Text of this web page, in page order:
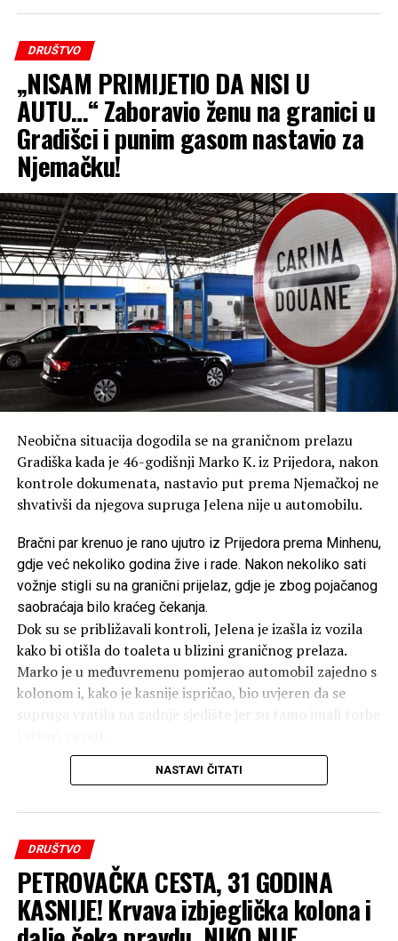
DRUŠTVO
„NISAM PRIMIJETIO DA NISI U
AUTU…“ Zaboravio ženu na granici u
Gradišci i punim gasom nastavio za
Njemačku!
Neobična situacija dogodila se na graničnom prelazu
Gradiška kada je 46-godišnji Marko K. iz Prijedora, nakon
kontrole dokumenata, nastavio put prema Njemačkoj ne
shvativši da njegova supruga Jelena nije u automobilu.
Bračni par krenuo je rano ujutro iz Prijedora prema Minhenu,
gdje već nekoliko godina žive i rade. Nakon nekoliko sati
vožnje stigli su na granični prijelaz, gdje je zbog pojačanog
saobraćaja bilo kraćeg čekanja.
Dok su se približavali kontroli, Jelena je izašla iz vozila
kako bi otišla do toaleta u blizini graničnog prelaza.
Marko je u međuvremenu pomjerao automobil zajedno s
kolonom i, kako je kasnije ispričao, bio uvjeren da se
supruga vratila na zadnje sjedište jer su tamo imali torbe
Nakon završene kontrole dokumenata nastavio je prema
Tek nekoliko kilometara poslije granice Marko je
pokušao razgovarati sa suprugom, ali odgovora nije bilo.
Kada se okrenuo prema zadnjem dijelu automobila,
shvatio je da Jelene nema.
NASTAVI ČITATI
DRUŠTVO
PETROVAČKA CESTA, 31 GODINA
KASNIJE! Krvava izbjeglička kolona i